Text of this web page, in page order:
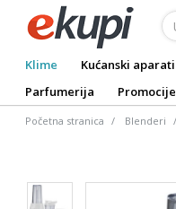
Klime Kućanski aparati
Parfumerija
Promocije
Početna stranica Blenderi